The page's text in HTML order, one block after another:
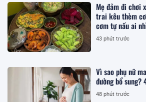
Mẹ đảm đi chơi
trai kêu thèm
cơm tự nấu ai
43 phút trước
Vì sao phụ nữ
đường bổ
48 phút trước